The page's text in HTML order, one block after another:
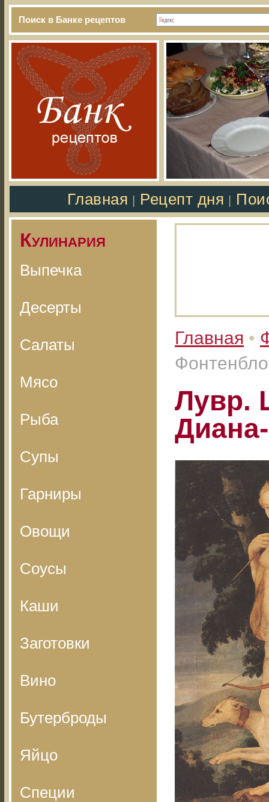
Поиск в Банке рецептов
Главная Рецепт дня
Кулинария
Выпечка
Десерты
Салаты
Мясо
Рыба
Супы
Гарниры
Овощи
Соусы
Каши
Заготовки
Вино
Бутерброды
Яйцо
Специи
Главная •
Лувр.